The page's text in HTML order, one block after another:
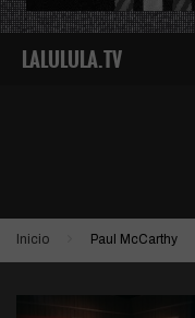
Inicio Paul McCarthy